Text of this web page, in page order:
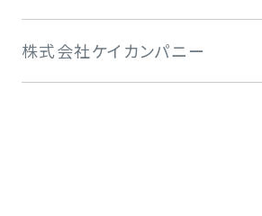
株式会社ケイカンパニー